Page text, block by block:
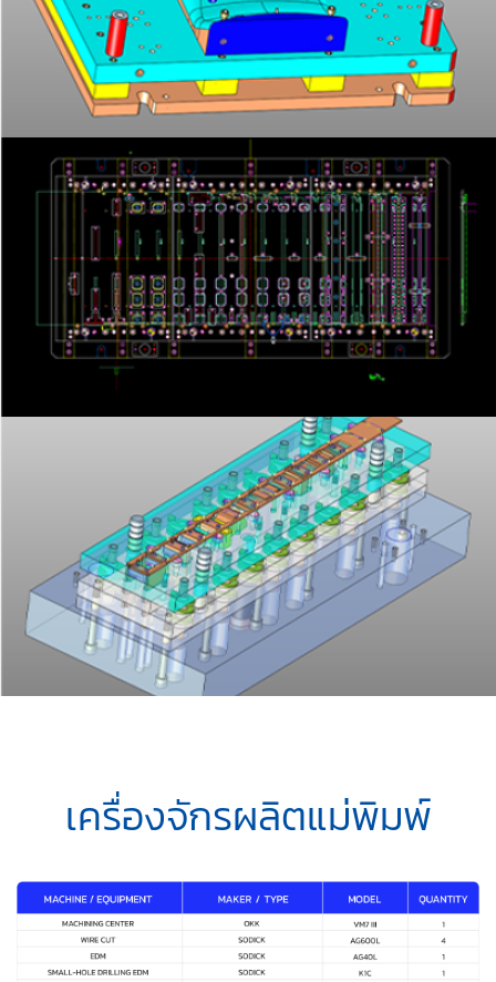
เครื่องจักรผลิตแม่พิมพ์